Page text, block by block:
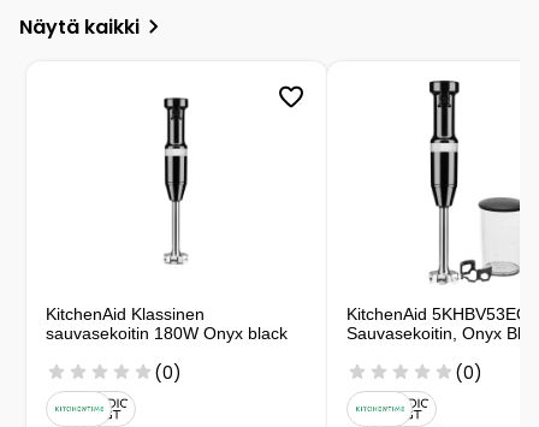
Näytä kaikki
KitchenAid Klassinen
sauvasekoitin 180W Onyx black
(0)
KitchenAid
Sauvasekoitin, Onyx
(0)